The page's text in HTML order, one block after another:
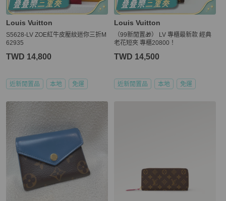
Louis Vuitton
S5628-LV ZOE紅牛皮壓紋迷你三折M
62935
TWD 14,800
近新閒置品 本地 免運
Louis Vuitton
（99新閒置🎁） LV 專櫃最新款 經典
老花短夾 專櫃20800！
TWD 14,500
近新閒置品 本地 免運